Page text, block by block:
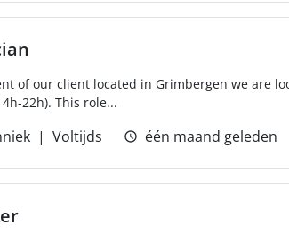
of our client located in Grimbergen we are
22h). This role...
Voltijds één maand geleden